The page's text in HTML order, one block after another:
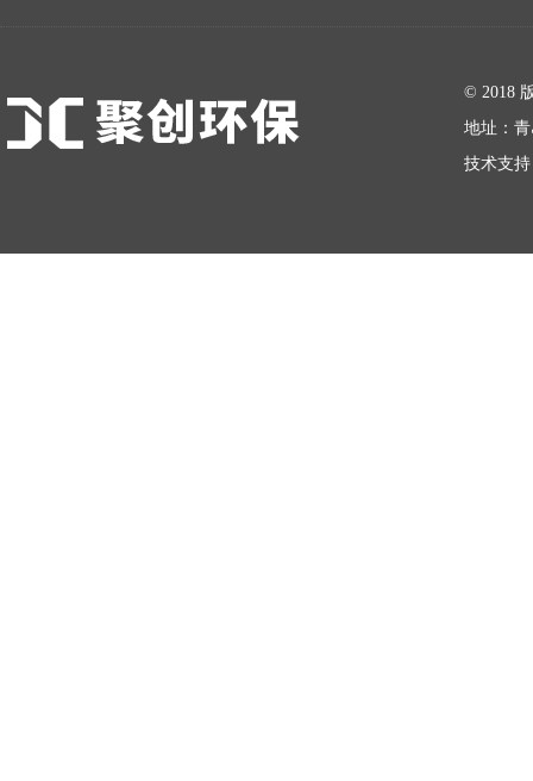
© 2018
地址：
技术支